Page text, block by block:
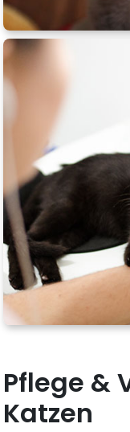
Pflege &
Katzen